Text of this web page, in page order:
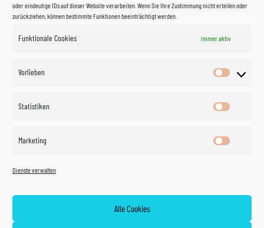
oder eindeutige IDs auf dieser Website verarbeiten. Wenn Sie Ihre Zustimmung nicht erteilen oder
zurückziehen, können bestimmte Funktionen beeinträchtigt werden.
Funktionale Cookies Immer aktiv
Vorlieben
Vorlieben
Statistiken
Marketing
Dienste verwalten
Alle Cookies
©